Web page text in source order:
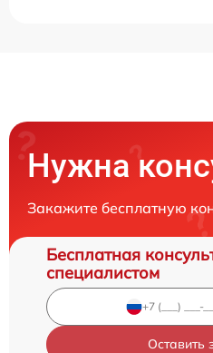
Нужна
Закажите бесплатную
Бесплатная
специалистом
Оставить